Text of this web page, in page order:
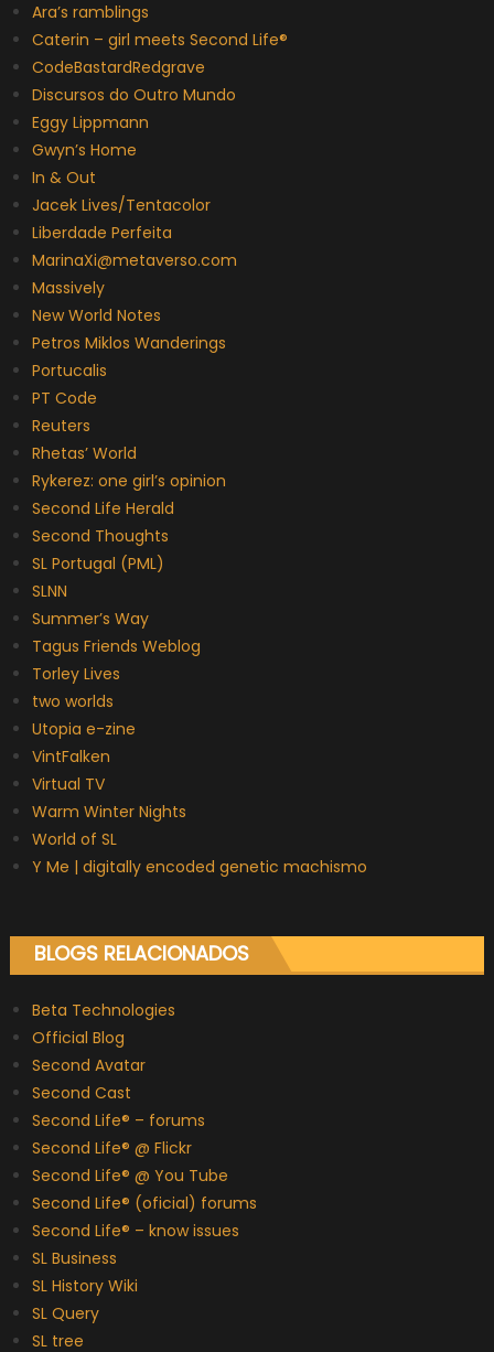
Ara’s ramblings
Caterin – girl meets Second Life®
CodeBastardRedgrave
Discursos do Outro Mundo
Eggy Lippmann
Gwyn’s Home
In & Out
Jacek Lives/Tentacolor
Liberdade Perfeita
MarinaXi@metaverso.com
Massively
New World Notes
Petros Miklos Wanderings
Portucalis
PT Code
Reuters
Rhetas’ World
Rykerez: one girl’s opinion
Second Life Herald
Second Thoughts
SL Portugal (PML)
SLNN
Summer’s Way
Tagus Friends Weblog
Torley Lives
two worlds
Utopia e-zine
VintFalken
Virtual TV
Warm Winter Nights
World of SL
Y Me | digitally encoded genetic machismo
BLOGS RELACIONADOS
Beta Technologies
Official Blog
Second Avatar
Second Cast
Second Life® – forums
Second Life® @ Flickr
Second Life® @ You Tube
Second Life® (oficial) forums
Second Life® – know issues
SL Business
SL History Wiki
SL Query
SL tree